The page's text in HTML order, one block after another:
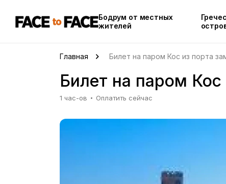
Бодрум от местных
жителей
Главная Билет на паром Кос из порта
Билет на паром
1 час-ов Оплатить сейчас